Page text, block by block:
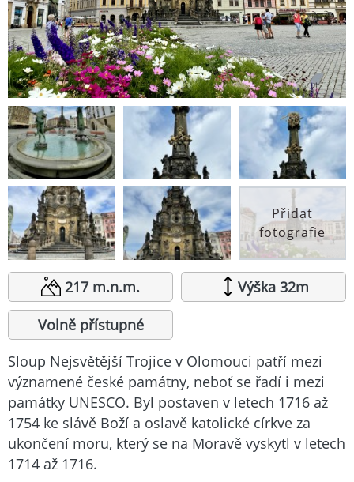
Přidat
fotografie
217 m.n.m.
Výška 32m
Volně přístupné
Sloup Nejsvětější Trojice v Olomouci patří mezi
významené české památny, neboť se řadí i mezi
památky UNESCO. Byl postaven v letech 1716 až
1754 ke slávě Boží a oslavě katolické církve za
ukončení moru, který se na Moravě vyskytl v letech
1714 až 1716.